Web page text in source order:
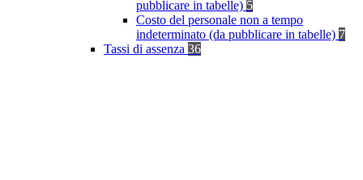
pubblicare in tabelle) 5
Costo del personale non a tempo
indeterminato (da pubblicare in tabelle) 7
Tassi di assenza 36